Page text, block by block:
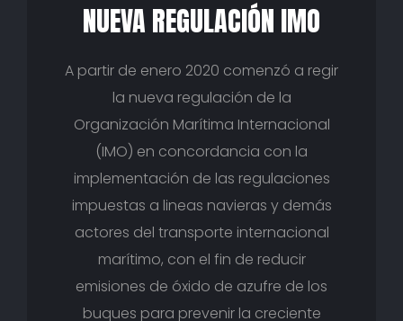
NUEVA REGULACIÓN IMO
A partir de enero 2020 comenzó a regir
la nueva regulación de la
Organización Marítima Internacional
(IMO) en concordancia con la
implementación de las regulaciones
impuestas a lineas navieras y demás
actores del transporte internacional
marítimo, con el fin de reducir
emisiones de óxido de azufre de los
buques para prevenir la creciente